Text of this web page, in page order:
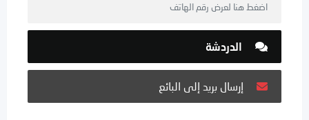
اضغط هنا لعرض رقم الهاتف
الدردشة
إرسال بريد إلى البائع